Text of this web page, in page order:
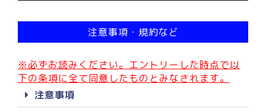
注意事項・規約など
※必ずお読みください。エントリーした時点で以
下の条項に全て同意したものとみなされます。
注意事項